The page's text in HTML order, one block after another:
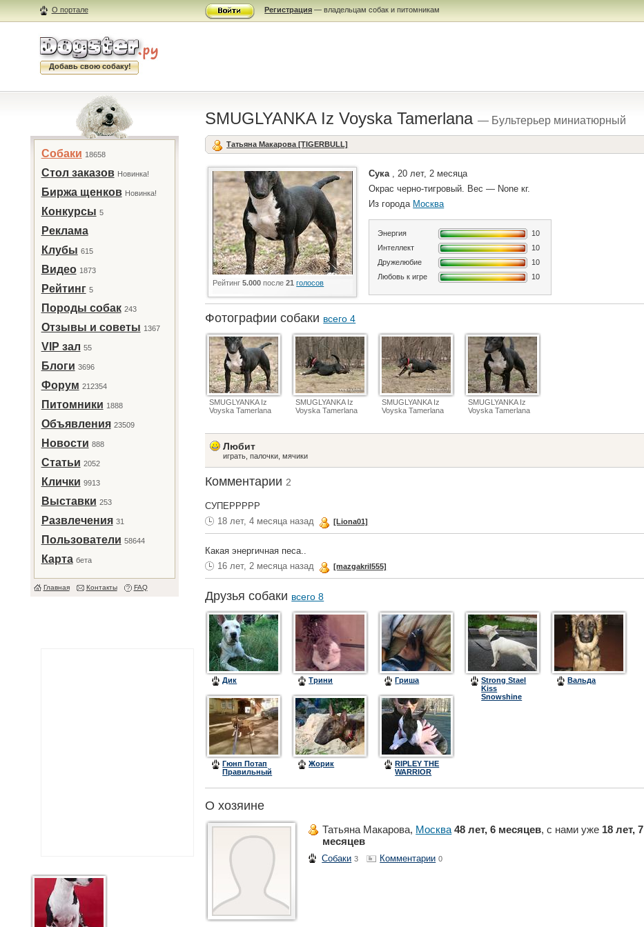
О портале Регистрация — владельцам собак и питомникам
Добавь свою собаку!
Собаки 18658
Стол заказов Новинка!
Биржа щенков Новинка!
Конкурсы 5
Реклама
Клубы 615
Видео 1873
Рейтинг 5
Породы собак 243
Отзывы и советы 1367
VIP зал 55
Блоги 3696
Форум 212354
Питомники 1888
Объявления 23509
Новости 888
Статьи 2052
Клички 9913
Выставки 253
Развлечения 31
Пользователи 58644
Карта бета
Главная Контакты FAQ
SMUGLYANKA Iz Voyska Tamerlana— Бультерьер миниатюрный
Татьяна Макарова [TIGERBULL]
Рейтинг5.000 после21 голосов
Сука , 20 лет, 2 месяца
Окрас черно-тигровый. Вес — None кг.
Из города Москва
Энергия
10
Интеллект
10
Дружелюбие
10
Любовь к игре
10
Фотографии собаки всего 4
SMUGLYANKA Iz
Voyska Tamerlana
SMUGLYANKA Iz
Voyska Tamerlana
SMUGLYANKA Iz
Voyska Tamerlana
SMUGLYANKA Iz
Voyska Tamerlana
Любит
играть, палочки, мячики
Комментарии2
СУПЕРРРРР
18 лет, 4 месяца назад
[Liona01]
Какая энергичная песа..
16 лет, 2 месяца назад
[mazgakril555]
Друзья собаки всего 8
Дик Трини Гриша
Strong Stael
Kiss
Snowshine
Вальда
Гюнп Потап
Правильный
Жорик
RIPLEY THE
WARRIOR
О хозяине
Татьяна Макарова, Москва 48 лет, 6 месяцев, с нами уже 18 лет, 7
месяцев
Собаки 3 Комментарии 0